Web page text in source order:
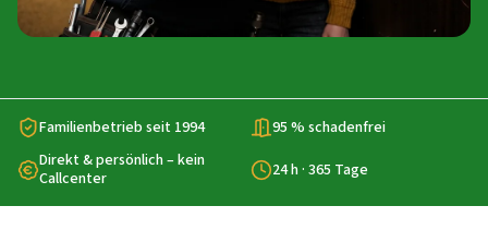
Familienbetrieb seit 1994
95 % schadenfrei
Direkt & persönlich – kein
Callcenter
24 h · 365 Tage